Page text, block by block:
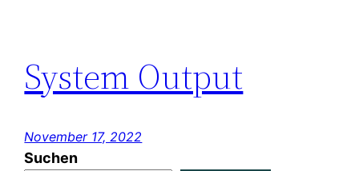
System Output
November 17, 2022
Suchen